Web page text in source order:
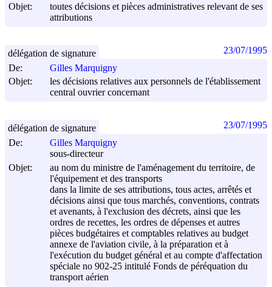
Objet:
toutes décisions et pièces administratives relevant de ses
attributions
De:
Gilles Marquigny
Objet:
les décisions relatives aux personnels de l'établissement
central ouvrier concernant
délégation de signature 23/07/1995
De:
Gilles Marquigny
sous-directeur
Objet:
au nom du ministre de l'aménagement du territoire, de
l'équipement et des transports
dans la limite de ses attributions, tous actes, arrêtés et
décisions ainsi que tous marchés, conventions, contrats
et avenants, à l'exclusion des décrets, ainsi que les
ordres de recettes, les ordres de dépenses et autres
pièces budgétaires et comptables relatives au budget
annexe de l'aviation civile, à la préparation et à
l'exécution du budget général et au compte d'affectation
spéciale no 902-25 intitulé Fonds de péréquation du
transport aérien
délégation de signature 23/07/1995